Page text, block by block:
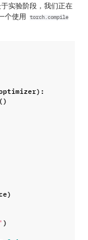
于实验阶段，我们正在
个使用
torch.compile
):
()
)
)